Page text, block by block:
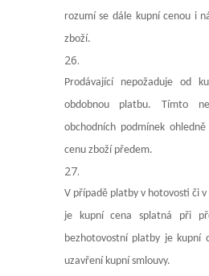
rozumí se dále kupní cenou i
zboží.
Prodávající nepožaduje od
obdobnou platbu. Tímto
obchodních podmínek
cenu zboží předem.
V případě platby v hotovosti či
je kupní cena splatná při
bezhotovostní platby je kupní
uzavření kupní smlouvy.